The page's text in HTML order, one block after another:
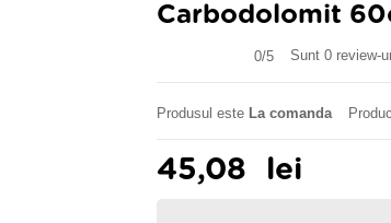
Carbodolomit
0/5 Sunt 0 review-
Produsul este La comanda
45,08 lei